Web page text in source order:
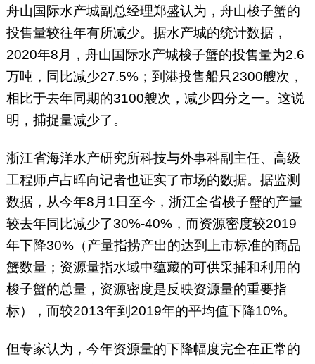
舟山国际水产城副总经理郑盛认为，舟山梭子蟹的
投售量较往年有所减少。据水产城的统计数据，
2020年8月，舟山国际水产城梭子蟹的投售量为2.6
万吨，同比减少27.5%；到港投售船只2300艘次，
相比于去年同期的3100艘次，减少四分之一。这说
明，捕捉量减少了。
浙江省海洋水产研究所科技与外事科副主任、高级
工程师卢占晖向记者也证实了市场的数据。据监测
数据，从今年8月1日至今，浙江全省梭子蟹的产量
较去年同比减少了30%-40%，而资源密度较2019
年下降30%（产量指捞产出的达到上市标准的商品
蟹数量；资源量指水域中蕴藏的可供采捕和利用的
梭子蟹的总量，资源密度是反映资源量的重要指
标），而较2013年到2019年的平均值下降10%。
但专家认为，今年资源量的下降幅度完全在正常的